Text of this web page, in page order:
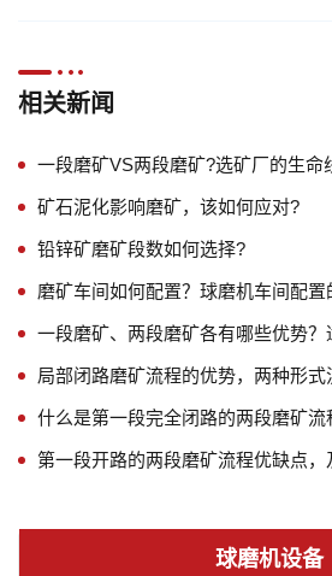
相关新闻
一段磨矿VS两段磨矿?选矿厂的生命
矿石泥化影响磨矿，该如何应对?
铅锌矿磨矿段数如何选择?
磨矿车间如何配置？球磨机车间配置
一段磨矿、两段磨矿各有哪些优势？
局部闭路磨矿流程的优势，两种形式
什么是第一段完全闭路的两段磨矿流
第一段开路的两段磨矿流程优缺点，
球磨机设备